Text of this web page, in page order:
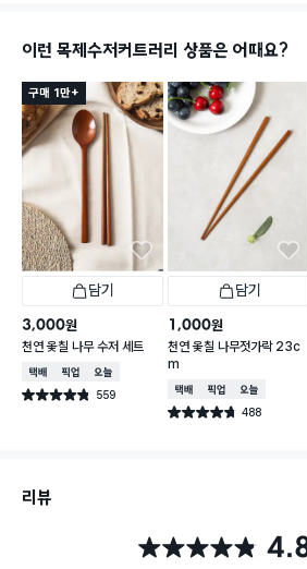
이런 목제수저커트러리 상품은 어때요?
구매 1만+
담기
3,000원
천연 옻칠 나무 수저 세트
택배배송매장픽업오늘배송
별점 4.8점 559
건 작성
담기
1,000원
천연 옻칠 나무젓가락 23c
m
택배배송매장픽업오늘배송
별점 4.7점 488
건 작성
리뷰
별점 4.8점